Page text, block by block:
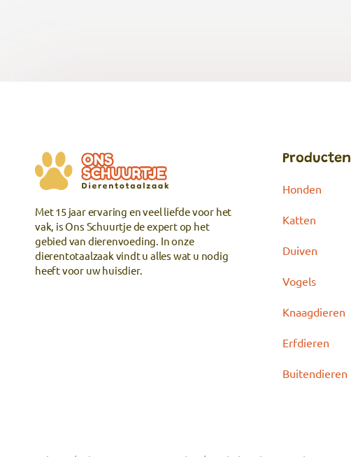
Met 15 jaar ervaring en veel liefde voor het
vak, is Ons Schuurtje de expert op het
gebied van dierenvoeding. In onze
dierentotaalzaak vindt u alles wat u nodig
heeft voor uw huisdier.
Producten
Honden
Katten
Duiven
Vogels
Knaagdieren
Erfdieren
Buitendieren